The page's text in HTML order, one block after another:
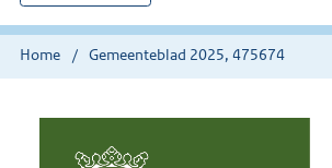
hier:
Home Gemeenteblad 2025, 475674